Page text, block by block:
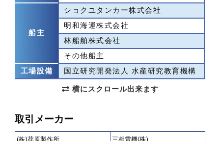
船主
ショクユタンカー株式会社
明和海運株式会社
林船舶株式会社
その他船主
工場設備 国立研究開発法人 水産研究教育機構
横にスクロール出来ます
取引メーカー
(株)荏原製作所
三相電機(株)